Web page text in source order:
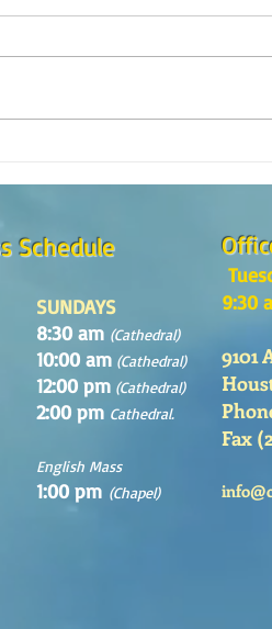
August, 9th, 2026
Schedule
SUNDAYS
8:30 am (Cathedral)
10:00 am (Cathedral)
12:00 pm (Cathedral)
2:00 pm Cathedral.
English Mass
1:00 pm (Chapel)
9:30
9101
Fax